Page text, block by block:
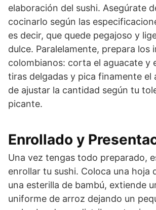
elaboración del sushi. Asegúrate
cocinarlo según las
es decir, que quede pegajoso y
dulce. Paralelamente, prepara los
colombianos: corta el aguacate y
tiras delgadas y pica finamente el
de ajustar la cantidad según tu
picante.
Enrollado y
Una vez tengas todo preparado,
enrollar tu sushi. Coloca una hoja
una esterilla de bambú, extiende
uniforme de arroz dejando un